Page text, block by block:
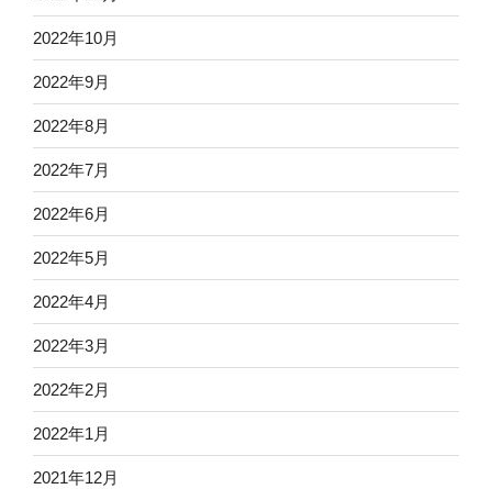
2022年10月
2022年9月
2022年8月
2022年7月
2022年6月
2022年5月
2022年4月
2022年3月
2022年2月
2022年1月
2021年12月